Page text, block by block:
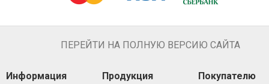
ПЕРЕЙТИ НА ПОЛНУЮ ВЕРСИЮ САЙТА
Информация Продукция Покупателю